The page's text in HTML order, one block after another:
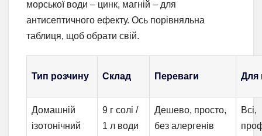
морської води – цинк, магній – для
антисептичного ефекту. Ось порівняльна
таблиця, щоб обрати свій.
Тип розчину Склад Переваги Для
Домашній
ізотонічний
9 г солі /
1 л води
Дешево, просто,
без алергенів
Всі,